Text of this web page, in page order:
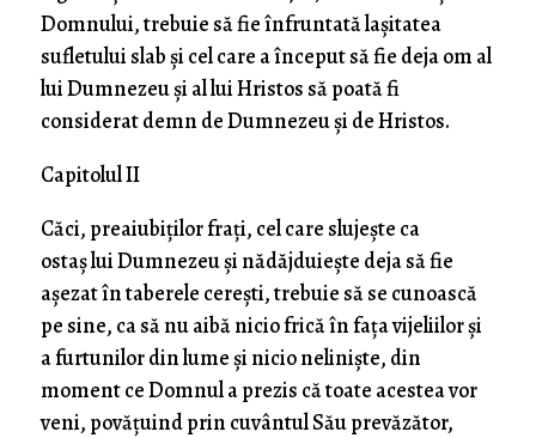
Domnului, trebuie să fie înfruntată laşitatea
sufletului slab şi cel care a început să fie deja om al
lui Dumnezeu şi al lui Hristos să poată fi
considerat demn de Dumnezeu şi de Hristos.
Capitolul II
Căci, preaiubiţilor fraţi, cel care slujeşte ca
ostaş lui Dumnezeu şi nădăjduieşte deja să fie
aşezat în taberele cereşti, trebuie să se cunoască
pe sine, ca să nu aibă nicio frică în faţa vijeliilor şi
a furtunilor din lume şi nicio nelinişte, din
moment ce Domnul a prezis că toate acestea vor
veni, povăţuind prin cuvântul Său prevăzător,